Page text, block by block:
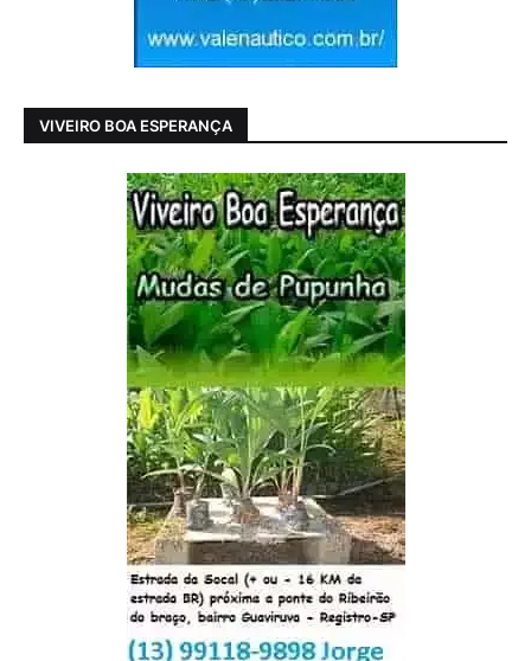
VIVEIRO BOA ESPERANÇA